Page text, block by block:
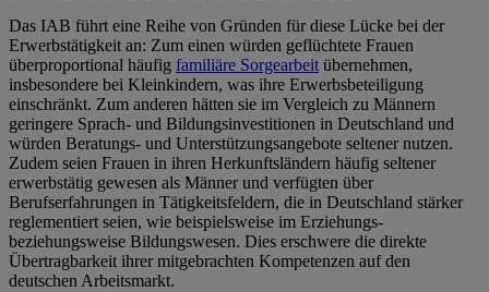
Das IAB führt eine Reihe von Gründen für diese Lücke bei der
Erwerbstätigkeit an: Zum einen würden geflüchtete Frauen
überproportional häufig familiäre Sorgearbeitübernehmen,
insbesondere bei Kleinkindern, was ihre Erwerbsbeteiligung
einschränkt. Zum anderen hätten sie im Vergleich zu Männern
geringere Sprach- und Bildungsinvestitionen in Deutschland und
würden Beratungs- und Unterstützungsangebote seltener nutzen.
Zudem seien Frauen in ihren Herkunftsländern häufig seltener
erwerbstätig gewesen als Männer und verfügten über
Berufserfahrungen in Tätigkeitsfeldern, die in Deutschland stärker
reglementiert seien, wie beispielsweise im Erziehungs-
beziehungsweise Bildungswesen. Dies erschwere die direkte
Übertragbarkeit ihrer mitgebrachten Kompetenzen auf den
deutschen Arbeitsmarkt.